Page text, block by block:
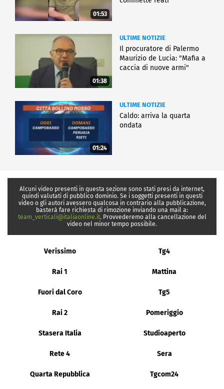
01:53
01:38
ULTIME NOTIZIE
Il procuratore di Palermo
Maurizio de Lucia: "Mafia a
caccia di nuove armi"
01:24
ULTIME NOTIZIE
Caldo: arriva la quarta
ondata
Alcuni video presenti in questa sezione sono stati presi da internet,
quindi valutati di pubblico dominio. Se i soggetti presenti in questi
video o gli autori avessero qualcosa in contrario alla pubblicazione,
basterà fare richiesta di rimozione inviando una mail a:
team_verticali@italiaonline.it. Provvederemo alla cancellazione del
video nel minor tempo possibile.
Verissimo Tg4
Rai 1 Mattina
Fuori dal Coro Tg5
Rai 2 Pomeriggio
Stasera Italia Studioaperto
Rete 4 Sera
Quarta Repubblica Tgcom24